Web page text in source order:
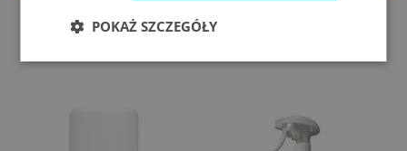
POKAŻ SZCZEGÓŁY